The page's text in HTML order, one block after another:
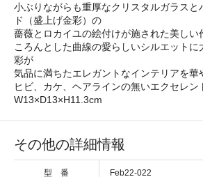
小ぶりながらも重厚なクリスタルガラスと
ド（盛上げ金彩）の
薔薇とロカイユの絵付けが施された美しい
ころんとした曲線の愛らしいシルエットに
彩が
気品に満ちたエレガントなインテリアを華
ヒビ、カケ、ヘアラインの無いエクセレン
W13×D13×H11.3cm
その他の詳細情報
型 番 Feb22-022